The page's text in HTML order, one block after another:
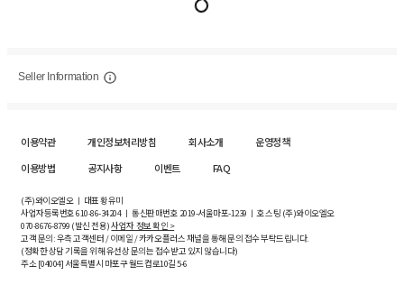
Seller Information
이용약관 개인정보처리방침 회사소개
운영정책
이용방법
공지사항 이벤트 FAQ
(주)와이오엘오 ㅣ 대표 황유미
사업자등록번호610-86-34204ㅣ 통신판매번호 2019-서울마포-1239 ㅣ 호스팅 (주)와이오엘오
070-8676-8799 (발신 전용)사업자 정보 확인 >
고객 문의: 우측 고객센터 / 이메일 / 카카오플러스 채널을 통해 문의 접수 부탁드립니다.
(정확한 상담 기록을 위해 유선상 문의는 접수받고 있지 않습니다)
주소 [04004] 서울특별시 마포구 월드컵로10길5-6